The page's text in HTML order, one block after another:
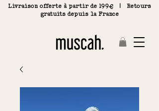
Livraison offerte à partir de 199€ | Retours
gratuits depuis la France